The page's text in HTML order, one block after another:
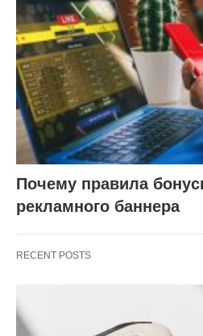
Почему правила
рекламного баннера
RECENT POSTS